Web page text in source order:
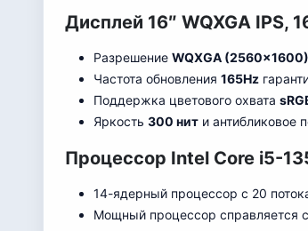
Дисплей 16″ WQXGA IPS,
Разрешение WQXGA (2560×1600)
Частота обновления 165Hz
Поддержка цветового охвата
Яркость 300 нит и антибликовое
Процессор Intel Core i5-
14-ядерный процессор с 20
Мощный процессор справляется